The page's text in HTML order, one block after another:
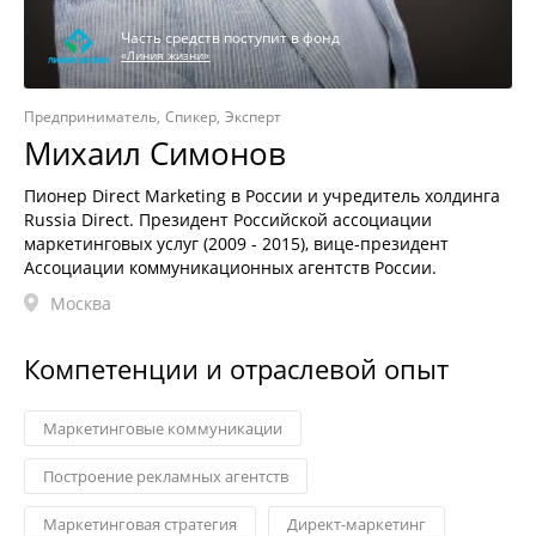
Часть средств поступит в фонд
«Линия жизни»
Предприниматель Спикер Эксперт
Михаил Симонов
Пионер Direct Marketing в России и учредитель холдинга
Russia Direct. Президент Российской ассоциации
маркетинговых услуг (2009 - 2015), вице-президент
Ассоциации коммуникационных агентств России.
Москва
Компетенции и отраслевой опыт
Маркетинговые коммуникации
Построение рекламных агентств
Маркетинговая стратегия Директ-маркетинг